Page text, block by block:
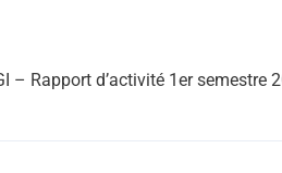
– Rapport d’activité 1er semestre